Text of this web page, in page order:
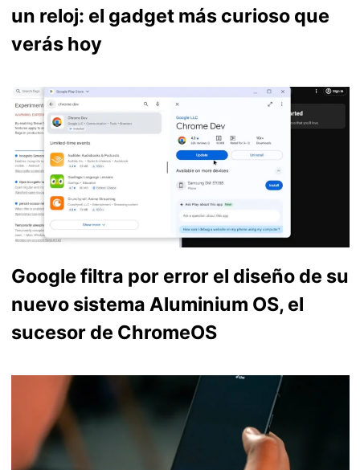
un reloj: el gadget más curioso que
verás hoy
Google filtra por error el diseño de su
nuevo sistema Aluminium OS, el
sucesor de ChromeOS